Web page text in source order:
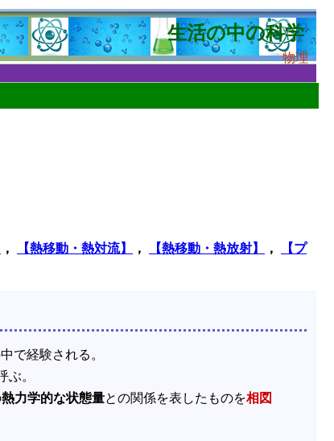
生活の中の科学
物理
， 【熱移動・熱対流】 ， 【熱移動・熱放射】 ，
【プ
で経験される。
ぶ。
熱力学的な状態量との関係を表したものを相図